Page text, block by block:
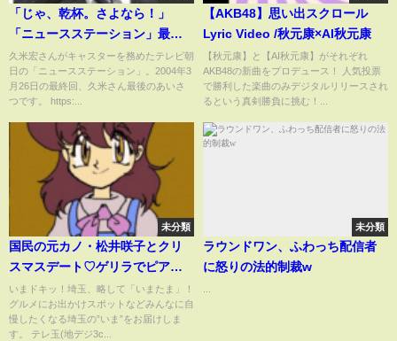
「じゃ、乾杯。さよなら！」
「ニュースステーション」最終
回 久米宏さんあいさつ(2026年
1月13日)
久米宏さんがキャスターを務めたテレビ朝
日の「ニュースステーション」。2004年3
月26日の最終回、久米さん最後のあいさ
つです。 https:...
【AKB48】思い出スクロール
Lyric Video /秋元康×AI秋元康
【秋元康】と【AI秋元康】がそれぞれ
AKB48の新曲をプロデュース！ 人気投票
で勝利した楽曲のみデジタルリリースされ
るという真剣勝負に挑む！...
未分類
国民の元カノ・松井咲子とクリ
スマスデート♡ゲリラでピアノ
ライブも！【いまドキッ！埼
玉】2022.12.24放送
いまドキッ！埼玉、略して「いまたま」！
グルメにお出かけスポットなどみんなに自
慢したくなる埼玉の”いま”をお届けしま
す。 テレ玉(地デジ3c...
未分類
ラウンドワン、ふわっち配信者
に怒りの法的制裁w